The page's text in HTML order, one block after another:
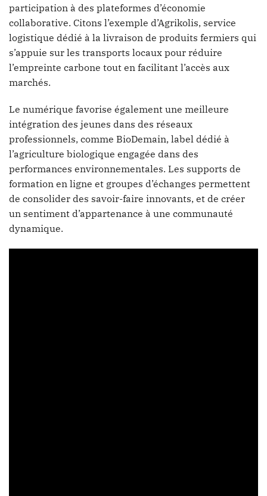
participation à des plateformes d’économie
collaborative. Citons l’exemple d’Agrikolis, service
logistique dédié à la livraison de produits fermiers qui
s’appuie sur les transports locaux pour réduire
l’empreinte carbone tout en facilitant l’accès aux
marchés.
Le numérique favorise également une meilleure
intégration des jeunes dans des réseaux
professionnels, comme BioDemain, label dédié à
l’agriculture biologique engagée dans des
performances environnementales. Les supports de
formation en ligne et groupes d’échanges permettent
de consolider des savoir-faire innovants, et de créer
un sentiment d’appartenance à une communauté
dynamique.